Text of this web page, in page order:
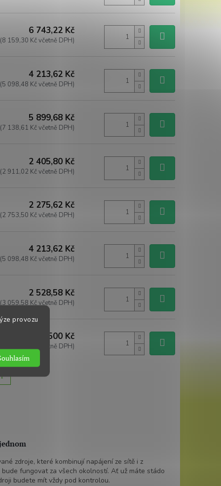
provozu
6 743,22 Kč
(8 159,30 Kč včetně DPH)
4 213,62 Kč
(5 098,48 Kč včetně DPH)
5 899,68 Kč
(7 138,61 Kč včetně DPH)
2 405,80 Kč
(2 911,02 Kč včetně DPH)
2 275,62 Kč
(2 753,50 Kč včetně DPH)
4 213,62 Kč
(5 098,48 Kč včetně DPH)
2 528,58 Kč
(3 059,58 Kč včetně DPH)
500 Kč
(605 Kč včetně DPH)
zdroje, které kombinují napájení ze sítě i z
fungovat za všech okolností. Ať už máte stádo
budete mít vždy pod kontrolou.